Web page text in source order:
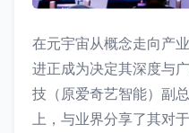
在元宇宙从概念走向产
进正成为决定其深度与
技（原爱奇艺智能）副
上，与业界分享了其对